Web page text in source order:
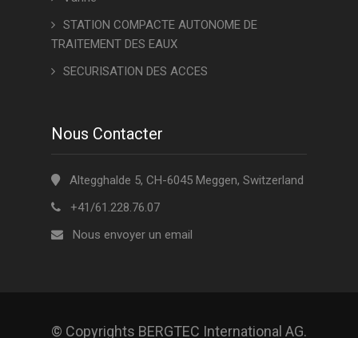
STATION COMPACTE AUTONOME DE
TRAITEMENT DES EAUX
SECURISATION DES ACCES
Nous Contacter
Altegghalde 5, CH-6045 Meggen, Switzerland
+41/61.228.76.07
Nous envoyer un email
© Copyrights BERGTEC International AG.